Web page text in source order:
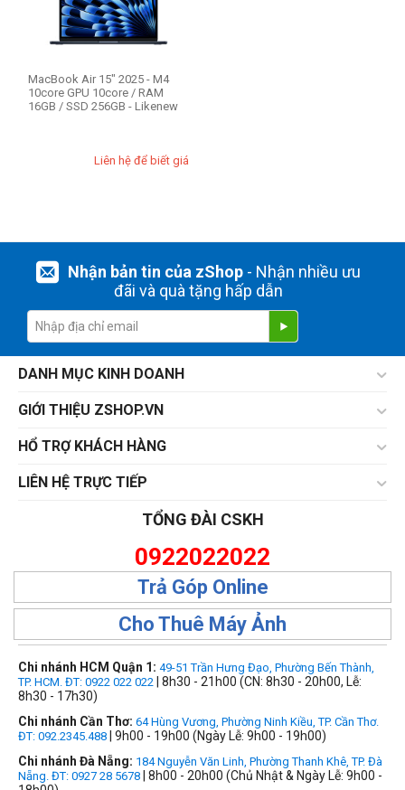
MacBook Air 15" 2025 - M4
10core GPU 10core / RAM
16GB / SSD 256GB - Likenew
Liên hệ để biết giá
Nhận bản tin của zShop- Nhận nhiều ưu
đãi và quà tặng hấp dẫn
DANH MỤC KINH DOANH
GIỚI THIỆU ZSHOP.VN
HỔ TRỢ KHÁCH HÀNG
LIÊN HỆ TRỰC TIẾP
TỔNG ĐÀI CSKH
0922022022
Trả Góp Online
Cho Thuê Máy Ảnh
Chi nhánh HCM Quận 1: 49-51 Trần Hưng Đạo, Phường Bến Thành,
TP. HCM. ĐT: 0922 022 022 | 8h30 - 21h00 (CN: 8h30 - 20h00, Lễ:
8h30 - 17h30)
Chi nhánh Cần Thơ: 64 Hùng Vương, Phường Ninh Kiều, TP. Cần Thơ.
ĐT: 092.2345.488 | 9h00 - 19h00 (Ngày Lễ: 9h00 - 19h00)
Chi nhánh Đà Nẵng: 184 Nguyễn Văn Linh, Phường Thanh Khê, TP. Đà
Nẵng. ĐT: 0927 28 5678 | 8h00 - 20h00 (Chủ Nhật & Ngày Lễ: 9h00 -